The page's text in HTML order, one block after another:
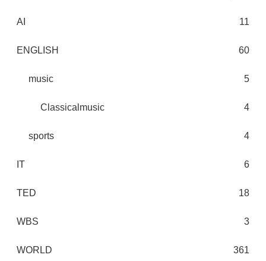
AI 11
ENGLISH 60
music 5
Classicalmusic 4
sports 4
IT 6
TED 18
WBS 3
WORLD 361